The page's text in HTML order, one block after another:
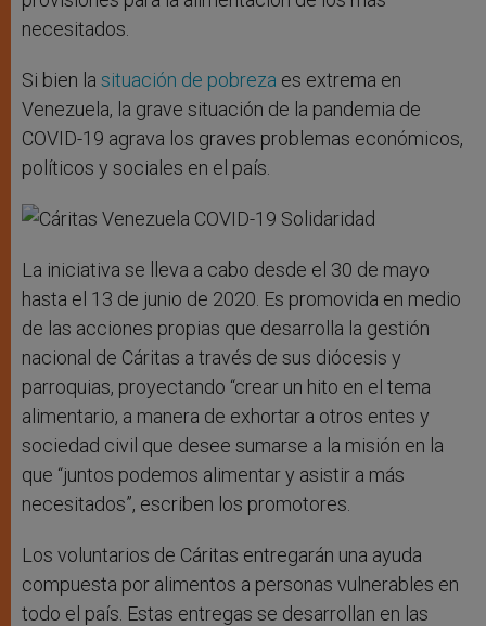
necesitados.
Si bien la situación de pobreza es extrema en
Venezuela, la grave situación de la pandemia de
COVID-19 agrava los graves problemas económicos,
políticos y sociales en el país.
La iniciativa se lleva a cabo desde el 30 de mayo
hasta el 13 de junio de 2020. Es promovida en medio
de las acciones propias que desarrolla la gestión
nacional de Cáritas a través de sus diócesis y
parroquias, proyectando “crear un hito en el tema
alimentario, a manera de exhortar a otros entes y
sociedad civil que desee sumarse a la misión en la
que “juntos podemos alimentar y asistir a más
necesitados”, escriben los promotores.
Los voluntarios de Cáritas entregarán una ayuda
compuesta por alimentos a personas vulnerables en
todo el país. Estas entregas se desarrollan en las